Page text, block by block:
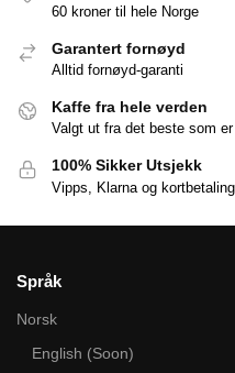
60 kroner til hele Norge
Garantert fornøyd
Alltid fornøyd-garanti
Kaffe fra hele verden
Valgt ut fra det beste som
100% Sikker Utsjekk
Vipps, Klarna og kortbetaling
Språk
Norsk
English (Soon)